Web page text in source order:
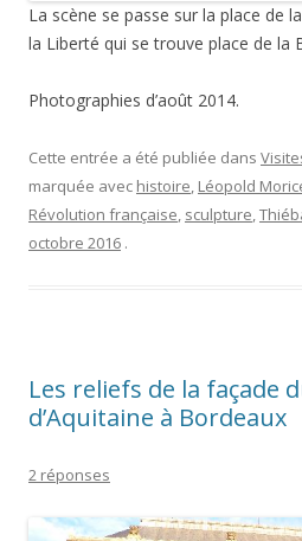
La scène se passe sur la place de
la Liberté qui se trouve place de la
Photographies d’août 2014.
Cette entrée a été publiée dans
marquée avec histoire, Léopold
Révolution française, sculpture,
octobre 2016 .
Les reliefs de la façade
d’Aquitaine à Bordeaux
2 réponses